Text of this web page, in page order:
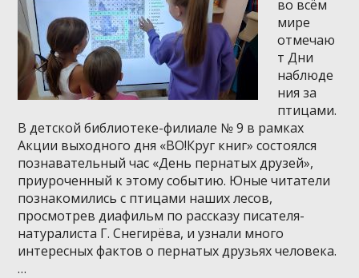
во всём
мире
отмечаю
т Дни
наблюде
ния за
птицами.
В детской библиотеке-филиале № 9 в рамках
Акции выходного дня «ВО!Круг книг» состоялся
познавательный час «День пернатых друзей»,
приуроченный к этому событию. Юные читатели
познакомились с птицами наших лесов,
просмотрев диафильм по рассказу писателя-
натуралиста Г. Снегирёва, и узнали много
интересных фактов о пернатых друзьях человека.
…